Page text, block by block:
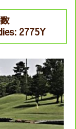
2775Y